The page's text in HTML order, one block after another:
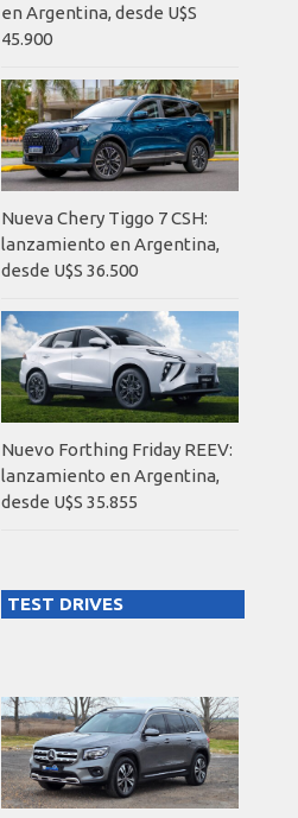
en Argentina, desde U$S
45.900
Nueva Chery Tiggo 7 CSH:
lanzamiento en Argentina,
desde U$S 36.500
Nuevo Forthing Friday REEV:
lanzamiento en Argentina,
desde U$S 35.855
TEST DRIVES